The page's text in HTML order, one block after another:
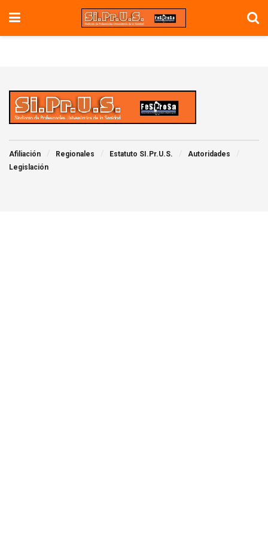
Afiliación Regionales Estatuto SI.Pr.U.S.
Autoridades
Legislación